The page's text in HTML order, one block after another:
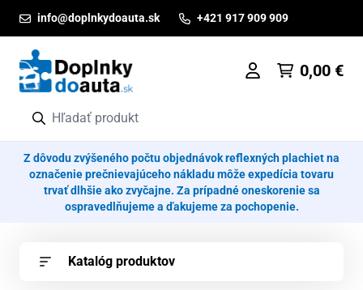
info@doplnkydoauta.sk +421 917 909 909
0,00 €
Z dôvodu zvýšeného počtu objednávok reflexných plachiet na
označenie prečnievajúceho nákladu môže expedícia tovaru
trvať dlhšie ako zvyčajne. Za prípadné oneskorenie sa
ospravedlňujeme a ďakujeme za pochopenie.
Katalóg produktov